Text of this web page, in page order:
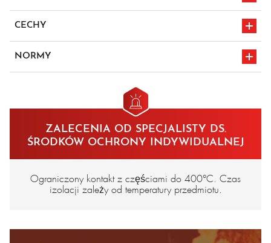
CECHY
Ochrona 400°c
NORMY
en 388 1x3x
ZALECENIA OD SPECJALISTY DS.
ŚRODKÓW OCHRONY INDYWIDUALNEJ
Ograniczony kontakt z częściami do 400°C. Czas
izolacji zależy od temperatury przedmiotu.